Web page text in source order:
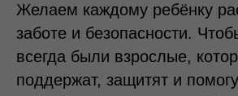
Желаем каждому ребёнку
заботе и безопасности.
всегда были взрослые,
поддержат, защитят и